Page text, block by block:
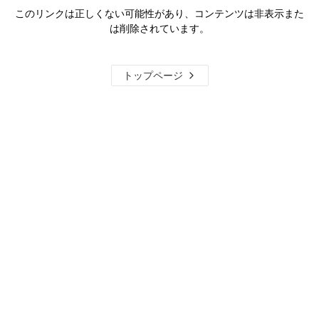
このリンクは正しくない可能性があり、コンテンツは非表示また
は削除されています。
トップページ